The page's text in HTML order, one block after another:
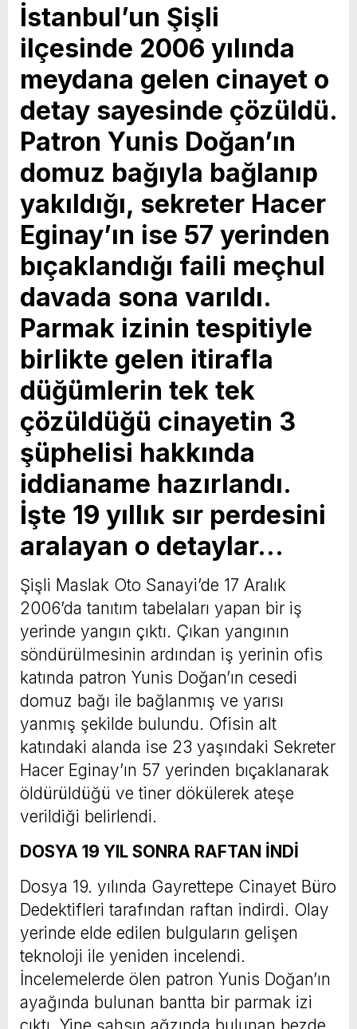
İstanbul’un Şişli
ilçesinde 2006 yılında
meydana gelen cinayet o
detay sayesinde çözüldü.
Patron Yunis Doğan’ın
domuz bağıyla bağlanıp
yakıldığı, sekreter Hacer
Eginay’ın ise 57 yerinden
bıçaklandığı faili meçhul
davada sona varıldı.
Parmak izinin tespitiyle
birlikte gelen itirafla
düğümlerin tek tek
çözüldüğü cinayetin 3
şüphelisi hakkında
iddianame hazırlandı.
İşte 19 yıllık sır perdesini
aralayan o detaylar…
Şişli Maslak Oto Sanayi’de 17 Aralık
2006’da tanıtım tabelaları yapan bir iş
yerinde yangın çıktı. Çıkan yangının
söndürülmesinin ardından iş yerinin ofis
katında patron Yunis Doğan’ın cesedi
domuz bağı ile bağlanmış ve yarısı
yanmış şekilde bulundu. Ofisin alt
katındaki alanda ise 23 yaşındaki Sekreter
Hacer Eginay’ın 57 yerinden bıçaklanarak
öldürüldüğü ve tiner dökülerek ateşe
verildiği belirlendi.
DOSYA 19 YIL SONRA RAFTAN İNDİ
Dosya 19. yılında Gayrettepe Cinayet Büro
Dedektifleri tarafından raftan indirdi. Olay
yerinde elde edilen bulguların gelişen
teknoloji ile yeniden incelendi.
İncelemelerde ölen patron Yunis Doğan’ın
ayağında bulunan bantta bir parmak izi